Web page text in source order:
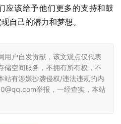
应该给予他们更多的支持和鼓
自己的潜力和梦想。
用户自发贡献，该文观点仅代表
储空间服务，不拥有所有权，不
站有涉嫌抄袭侵权/违法违规的内
举报，一经查实，本站